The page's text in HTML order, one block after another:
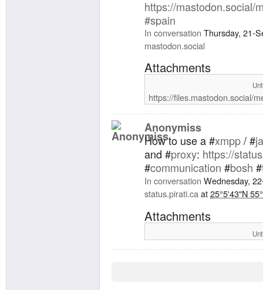
https://mastodon.social/
#spain
In conversation Thursday, 21-
mastodon.social
Attachments
https://files.mastodon.social/
Anonymiss
How to use a #xmpp/ #
and #proxy: https://
#communication #bosh #
In conversation Wednesday,
status.pirati.caat25°5'43"N
Attachments